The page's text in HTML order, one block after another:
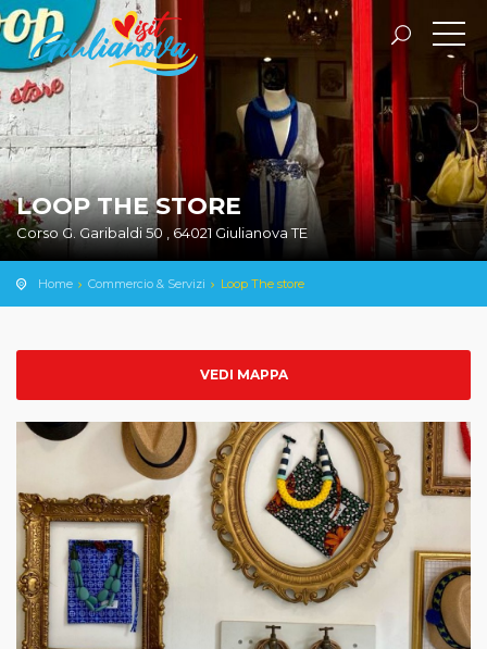
LOOP THE STORE
Corso G. Garibaldi 50 , 64021 Giulianova TE
Home Commercio & Servizi Loop The store
VEDI MAPPA